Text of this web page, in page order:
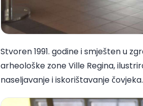
Stvoren 1991. godine i smješten u
arheološke zone Ville Regina,
naseljavanje i iskorištavanje čovjeka.